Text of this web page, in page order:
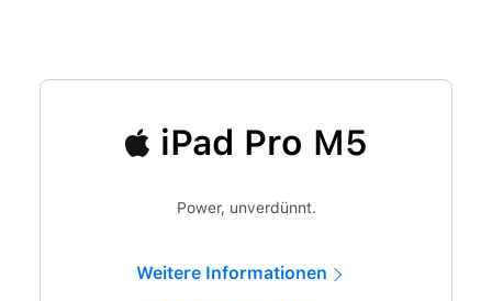
iPad Pro M5
Power, unverdünnt.
Weitere Informationen